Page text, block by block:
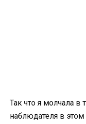
Так что я молчала в
наблюдателя в